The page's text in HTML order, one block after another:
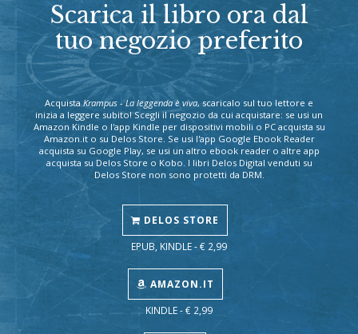
Scarica il libro ora dal
tuo negozio preferito
Acquista Krampus - La leggenda è viva, scaricalo sul tuo lettore e
inizia a leggere subito! Scegli il negozio da cui acquistare: se usi un
Amazon Kindle o l'app Kindle per dispositivi mobili o PC acquista su
Amazon.it o su Delos Store. Se usi l'app Google Ebook Reader
acquista su Google Play, se usi un altro ebook reader o altre app
acquista su Delos Store o Kobo. I libri Delos Digital venduti su
Delos Store non sono protetti da DRM.
DELOS STORE
EPUB, KINDLE - € 2,99
AMAZON.IT
KINDLE - € 2,99